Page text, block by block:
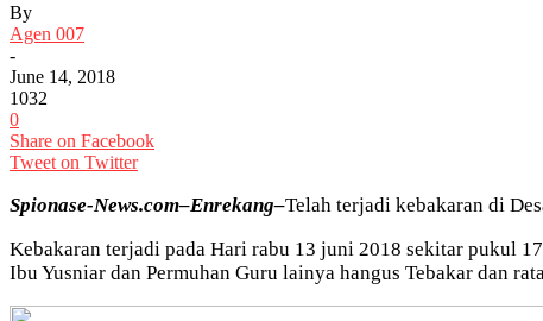
By
Agen 007
-
June 14, 2018
1032
0
Share on Facebook
Tweet on Twitter
Spionase-News.com–Enrekang–Telah terjadi kebakaran di
Kebakaran terjadi pada Hari rabu 13 juni 2018 sekitar pukul
Ibu Yusniar dan Permuhan Guru lainya hangus Tebakar dan